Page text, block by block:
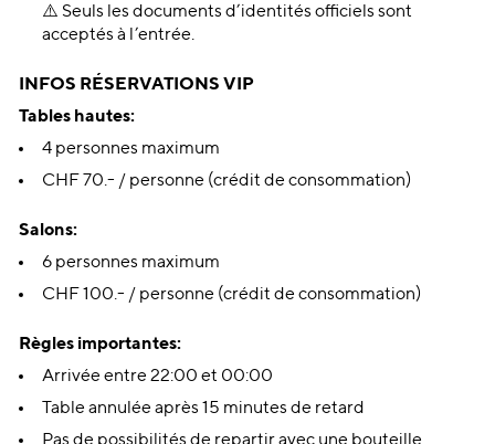
⚠️ Seuls les documents d’identités officiels sont
acceptés à l’entrée.
INFOS RÉSERVATIONS VIP
Tables hautes:
4 personnes maximum
CHF 70.- / personne (crédit de consommation)
Salons:
6 personnes maximum
CHF 100.- / personne (crédit de consommation)
Règles importantes:
Arrivée entre 22:00 et 00:00
Table annulée après 15 minutes de retard